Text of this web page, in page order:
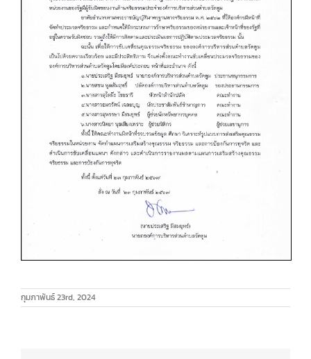
กุมภาพันธ์ 23rd, 2024